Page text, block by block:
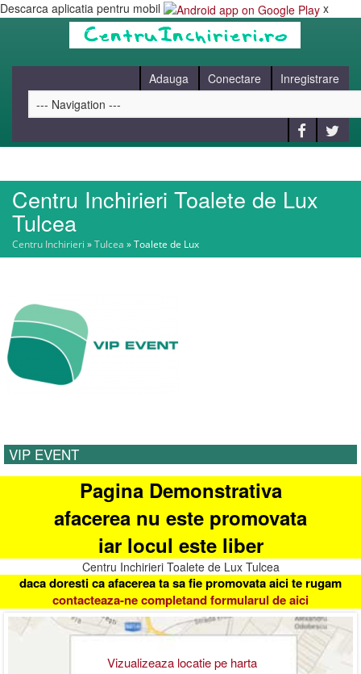
Descarca aplicatia pentru mobil x
Adauga Conectare Inregistrare
HOME
CAUT
BLOG
CONTACT
Centru Inchirieri Toalete de Lux
Tulcea
Centru Inchirieri »Tulcea »Toalete de Lux
VIP EVENT
Pagina Demonstrativa
afacerea nu este promovata
iar locul este liber
Centru Inchirieri Toalete de Lux Tulcea
daca doresti ca afacerea ta sa fie promovata aici te rugam
contacteaza-ne completand formularul de aici
Vizualizeaza locatie pe harta